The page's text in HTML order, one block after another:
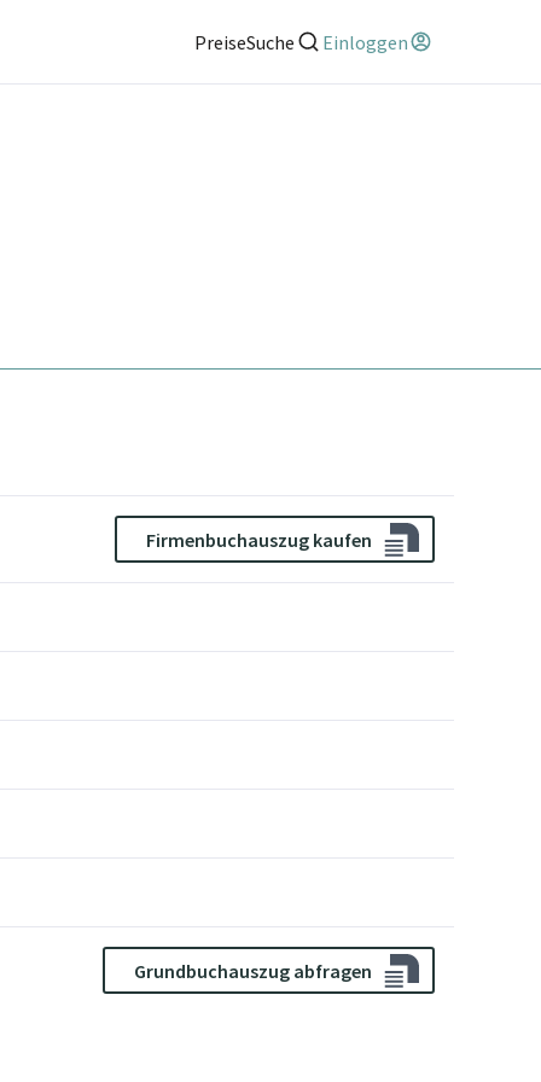
PreiseSuche Einloggen
Firmenbuchauszug kaufen
Grundbuchauszug abfragen